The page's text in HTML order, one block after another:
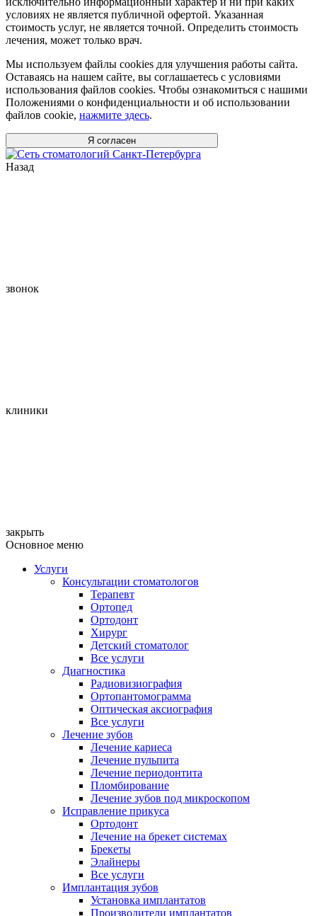
условиях не является публичной офертой. Указанная
стоимость услуг, не является точной. Определить стоимость
лечения, может только врач.
Мы используем файлы cookies для улучшения работы сайта.
Оставаясь на нашем сайте, вы соглашаетесь с условиями
использования файлов cookies. Чтобы ознакомиться с нашими
Положениями о конфиденциальности и об использовании
файлов cookie, нажмите здесь.
Я согласен
Назад
звонок
клиники
закрыть
Основное меню
Услуги
Консультации стоматологов
Терапевт
Ортопед
Ортодонт
Хирург
Детский стоматолог
Все услуги
Диагностика
Радиовизиография
Ортопантомограмма
Оптическая аксиография
Все услуги
Лечение зубов
Лечение кариеса
Лечение пульпита
Лечение периодонтита
Пломбирование
Лечение зубов под микроскопом
Исправление прикуса
Ортодонт
Лечение на брекет системах
Брекеты
Элайнеры
Все услуги
Имплантация зубов
Установка имплантатов
Производители имплантатов